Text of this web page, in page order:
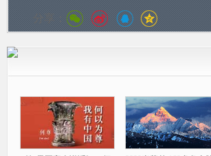
分享：